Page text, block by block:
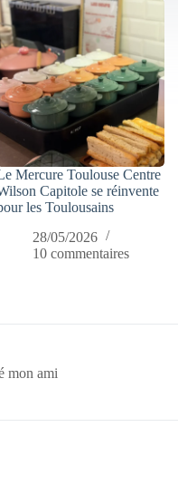
Mercure Toulouse Centre
Capitole se réinvente
les Toulousains
28/05/2026
10 commentaires
mon ami